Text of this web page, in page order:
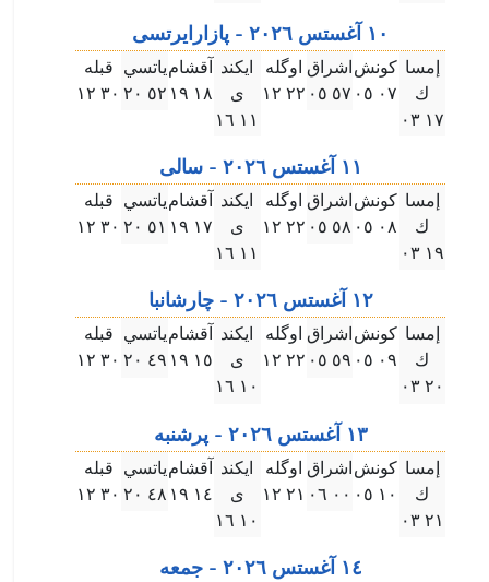
۱۰ آغستس ۲۰۲٦ - پازارايرتسى
إمسا
ك
۱٧ ۰۳
كونش
۰٧ ۰٥
اشراق
٥٧ ۰٥
اوگله
۲۲ ۱۲
ايكند
ى
۱۱ ۱٦
آقشام
۱٨ ۱٩
ياتسي
٥۲ ۲۰
قبله
۳۰ ۱۲
۱۱ آغستس ۲۰۲٦ - سالى
إمسا
ك
۱٩ ۰۳
كونش
۰٨ ۰٥
اشراق
٥٨ ۰٥
اوگله
۲۲ ۱۲
ايكند
ى
۱۱ ۱٦
آقشام
۱٧ ۱٩
ياتسي
٥۱ ۲۰
قبله
۳۰ ۱۲
۱۲ آغستس ۲۰۲٦ - چارشانبا
إمسا
ك
۲۰ ۰۳
كونش
۰٩ ۰٥
اشراق
٥٩ ۰٥
اوگله
۲۲ ۱۲
ايكند
ى
۱۰ ۱٦
آقشام
۱٥ ۱٩
ياتسي
٤٩ ۲۰
قبله
۳۰ ۱۲
۱۳ آغستس ۲۰۲٦ - پرشنبه
إمسا
ك
۲۱ ۰۳
كونش
۱۰ ۰٥
اشراق
۰۰ ۰٦
اوگله
۲۱ ۱۲
ايكند
ى
۱۰ ۱٦
آقشام
۱٤ ۱٩
ياتسي
٤٨ ۲۰
قبله
۳۰ ۱۲
۱٤ آغستس ۲۰۲٦ - جمعه